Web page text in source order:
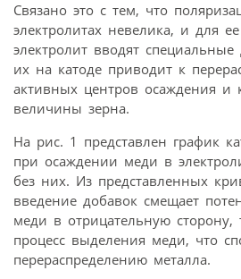
Связано это с тем, что
электролитах невелика, и для
электролит вводят
их на катоде приводит к
активных центров осаждения
величины зерна.
На рис. 1 представлен график
при осаждении меди в
без них. Из представленных
введение добавок смещает
меди в отрицательную сторону,
процесс выделения меди, что
перераспределению металла.